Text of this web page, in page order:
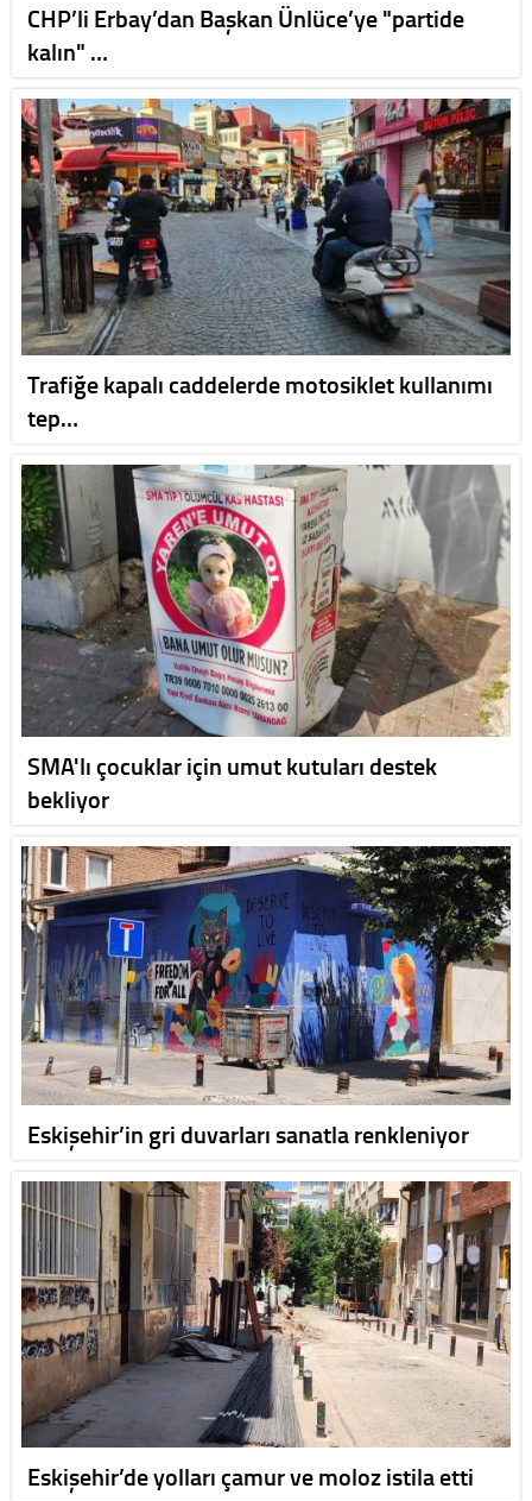
CHP’li Erbay’dan Başkan Ünlüce’ye "partide
kalın" …
Trafiğe kapalı caddelerde motosiklet kullanımı
tep…
SMA'lı çocuklar için umut kutuları destek
bekliyor
Eskişehir’in gri duvarları sanatla renkleniyor
Eskişehir’de yolları çamur ve moloz istila etti